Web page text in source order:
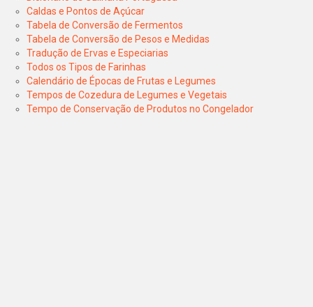
Caldas e Pontos de Açúcar
Tabela de Conversão de Fermentos
Tabela de Conversão de Pesos e Medidas
Tradução de Ervas e Especiarias
Todos os Tipos de Farinhas
Calendário de Épocas de Frutas e Legumes
Tempos de Cozedura de Legumes e Vegetais
Tempo de Conservação de Produtos no Congelador